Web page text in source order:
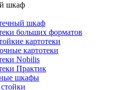
шкаф
шкаф
больших форматов
картотеки
картотеки
Nobilis
Практик
шкафы